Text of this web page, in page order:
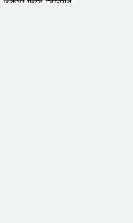
তকমা দিয়ে সিনিয়র